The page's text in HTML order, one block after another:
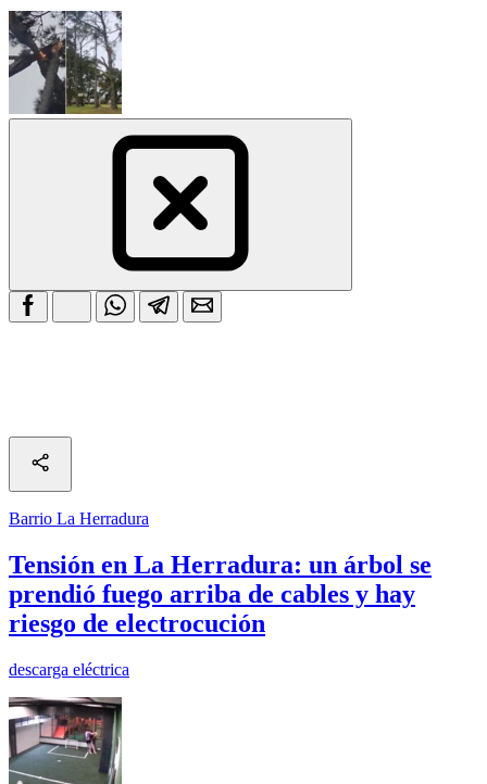
Barrio La Herradura
Tensión en La Herradura: un árbol se
prendió fuego arriba de cables y hay
riesgo de electrocución
descarga eléctrica